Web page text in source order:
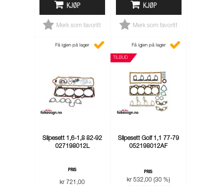
KJØP
Merk som favoritt
KJØP
Merk som favoritt
Få igjen på lager
Slipesett 1,6-1,8 82-92
027198012L
PRIS
kr 721,00
TILBUD
Få igjen på lager
Slipesett Golf 1,1 77-79
052198012AF
PRIS
kr 532,00 (30 %)